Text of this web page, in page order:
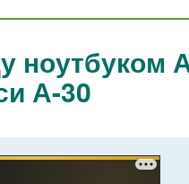
ноутбуком
А-30